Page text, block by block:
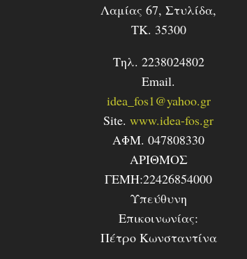
Λαμίας 67, Στυλίδα,
TK. 35300
Τηλ. 2238024802
Email.
idea_fos1@yahoo.gr
Site.www.idea-fos.gr
ΑΦΜ. 047808330
ΑΡΙΘΜΟΣ
ΓΕΜΗ:22426854000
Υπεύθυνη
Επικοινωνίας:
Πέτρο Κωνσταντίνα